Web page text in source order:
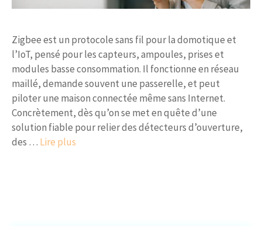
Zigbee est un protocole sans fil pour la domotique et
l’IoT, pensé pour les capteurs, ampoules, prises et
modules basse consommation. Il fonctionne en réseau
maillé, demande souvent une passerelle, et peut
piloter une maison connectée même sans Internet.
Concrètement, dès qu’on se met en quête d’une
solution fiable pour relier des détecteurs d’ouverture,
des … Lire plus